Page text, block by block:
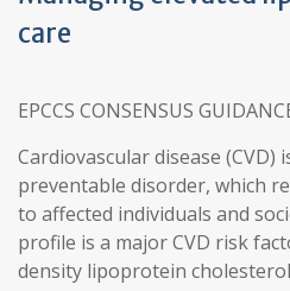
care
EPCCS CONSENSUS
Cardiovascular disease
preventable disorder, which
to affected individuals and
profile is a major CVD risk
density lipoprotein